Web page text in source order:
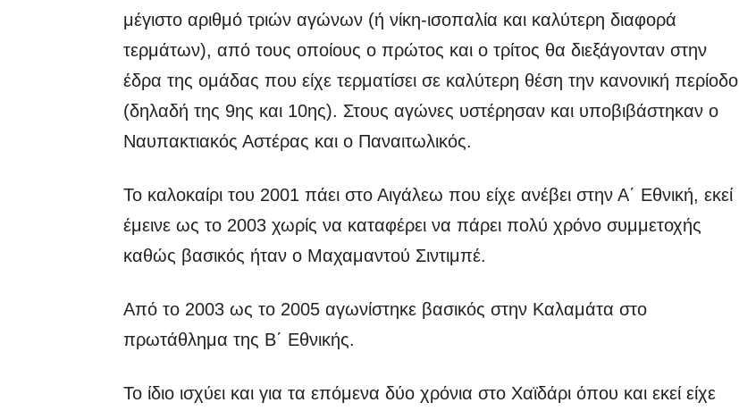
μέγιστο αριθμό τριών αγώνων (ή νίκη-ισοπαλία και καλύτερη διαφορά
τερμάτων), από τους οποίους ο πρώτος και ο τρίτος θα διεξάγονταν στην
έδρα της ομάδας που είχε τερματίσει σε καλύτερη θέση την κανονική περίοδο
(δηλαδή της 9ης και 10ης). Στους αγώνες υστέρησαν και υποβιβάστηκαν ο
Ναυπακτιακός Αστέρας και ο Παναιτωλικός.
Το καλοκαίρι του 2001 πάει στο Αιγάλεω που είχε ανέβει στην Α΄ Εθνική, εκεί
έμεινε ως το 2003 χωρίς να καταφέρει να πάρει πολύ χρόνο συμμετοχής
καθώς βασικός ήταν ο Μαχαμαντού Σιντιμπέ.
Από το 2003 ως το 2005 αγωνίστηκε βασικός στην Καλαμάτα στο
πρωτάθλημα της Β΄ Εθνικής.
Το ίδιο ισχύει και για τα επόμενα δύο χρόνια στο Χαϊδάρι όπου και εκεί είχε